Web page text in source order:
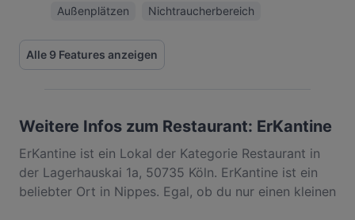
Außenplätzen
Nichtraucherbereich
Alle 9 Features anzeigen
Weitere Infos zum Restaurant: ErKantine
ErKantine ist ein Lokal der Kategorie Restaurant in
der Lagerhauskai 1a, 50735 Köln. ErKantine ist ein
beliebter Ort in Nippes. Egal, ob du nur einen kleinen